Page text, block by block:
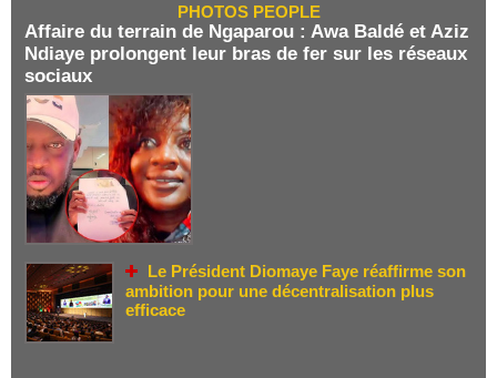
PHOTOS PEOPLE
Affaire du terrain de Ngaparou : Awa Baldé et Aziz
Ndiaye prolongent leur bras de fer sur les réseaux
sociaux
Le Président Diomaye Faye réaffirme son
ambition pour une décentralisation plus
efficace